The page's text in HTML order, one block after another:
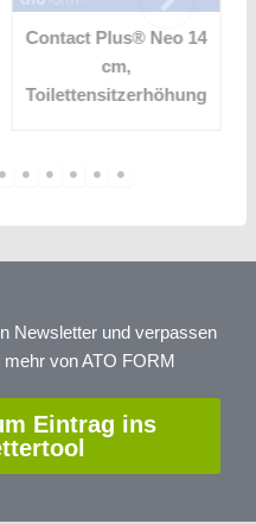
Contact Plus® Neo 14
cm,
Toilettensitzerhöhung
Newsletter und verpassen
von ATO FORM
Eintrag ins